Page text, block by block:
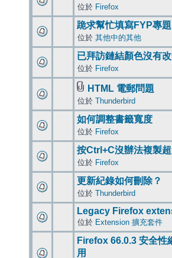
位於 Firefox
跪求幫忙填寫FYP專
位於 其他中的其他
已拜訪鏈結顏色沒有
位於 Firefox
HTML 電郵問題
位於 Thunderbird
如何調整書籤寬度
位於 Firefox
按Ctrl+C沒辦法複製
位於 Firefox
更新紀錄如何刪除？
位於 Thunderbird
Legacy Firefox
位於 Extension 擴充套件
Firefox 66.0.3 安全性
用